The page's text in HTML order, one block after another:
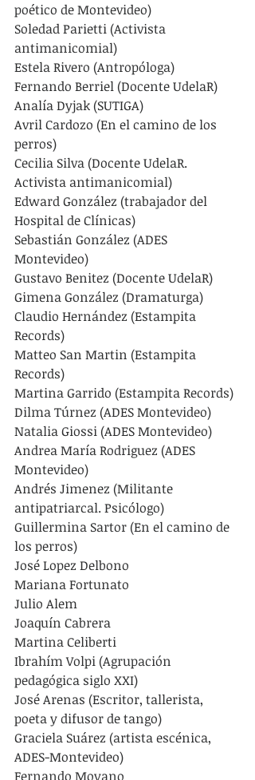
poético de Montevideo)
Soledad Parietti (Activista
antimanicomial)
Estela Rivero (Antropóloga)
Fernando Berriel (Docente UdelaR)
Analía Dyjak (SUTIGA)
Avril Cardozo (En el camino de los
perros)
Cecilia Silva (Docente UdelaR.
Activista antimanicomial)
Edward González (trabajador del
Hospital de Clínicas)
Sebastián González (ADES
Montevideo)
Gustavo Benitez (Docente UdelaR)
Gimena González (Dramaturga)
Claudio Hernández (Estampita
Records)
Matteo San Martin (Estampita
Records)
Martina Garrido (Estampita Records)
Dilma Túrnez (ADES Montevideo)
Natalia Giossi (ADES Montevideo)
Andrea María Rodriguez (ADES
Montevideo)
Andrés Jimenez (Militante
antipatriarcal. Psicólogo)
Guillermina Sartor (En el camino de
los perros)
José Lopez Delbono
Mariana Fortunato
Julio Alem
Joaquín Cabrera
Martina Celiberti
Ibrahím Volpi (Agrupación
pedagógica siglo XXI)
José Arenas (Escritor, tallerista,
poeta y difusor de tango)
Graciela Suárez (artista escénica,
ADES-Montevideo)
Fernando Moyano